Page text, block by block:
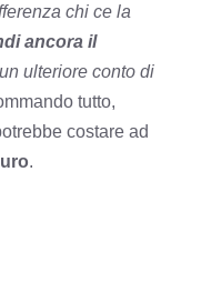
chi ce la
ancora il
ulteriore conto di
tutto,
costare ad
.